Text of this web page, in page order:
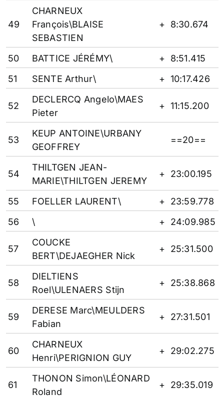
49
CHARNEUX
François\BLAISE
SEBASTIEN
+ 8:30.674
50 BATTICE JÉRÉMY\ +
8:51.415
51
SENTE Arthur\ + 10:17.426
52
DECLERCQ Angelo\MAES
Pieter
+ 11:15.200
53
KEUP ANTOINE\URBANY
GEOFFREY
==20==
54
THILTGEN JEAN-
MARIE\THILTGEN JEREMY
+ 23:00.195
55 FOELLER LAURENT\ +
23:59.778
56
\ + 24:09.985
57
COUCKE
BERT\DEJAEGHER Nick
+ 25:31.500
58
DIELTIENS
Roel\ULENAERS Stijn
+ 25:38.868
59
DERESE Marc\MEULDERS
Fabian
+ 27:31.501
60
CHARNEUX
Henri\PERIGNION GUY
+ 29:02.275
61
THONON Simon\LÉONARD
Roland
+ 29:35.019